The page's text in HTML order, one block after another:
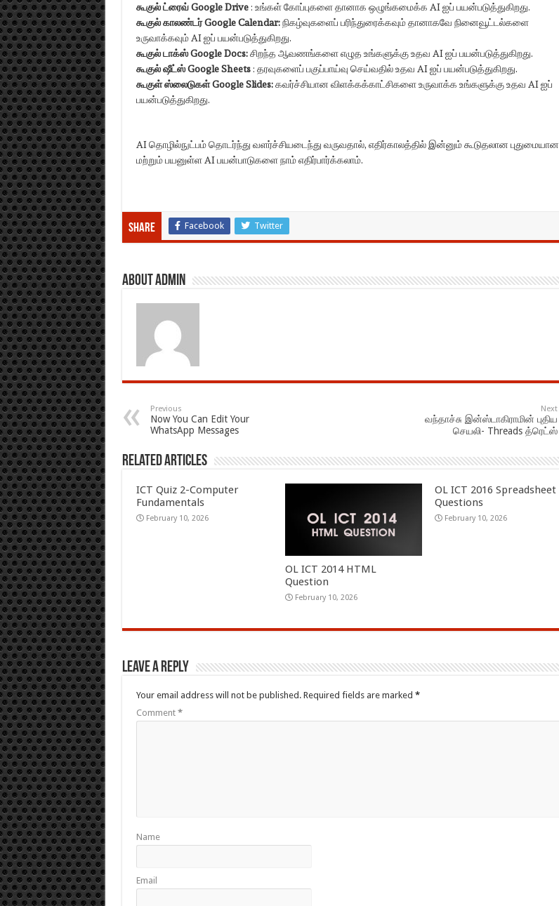
கூகுல் ட்ரைவ் Google Drive: உங்கள் கோப்புகளை தானாக ஒழுங்கமைக்க AI ஐப் பயன்படுத்துகிறது.
கூகுல் காலண்டர் Google Calendar:நிகழ்வுகளைப் பரிந்துரைக்கவும் தானாகவே நினைவூட்டல்களை
உருவாக்கவும் AI ஐப் பயன்படுத்துகிறது.
கூகுல் டாக்ஸ்Google Docs:சிறந்த ஆவணங்களை எழுத உங்களுக்கு உதவ AI ஐப் பயன்படுத்துகிறது.
கூகுல் ஷீட்ஸ் Google Sheets: தரவுகளைப் பகுப்பாய்வு செய்வதில் உதவ AI ஐப் பயன்படுத்துகிறது.
கூகுள் ஸ்லைடுகள்Google Slides:கவர்ச்சியான விளக்கக்காட்சிகளை உருவாக்க உங்களுக்கு உதவ AI ஐப்
பயன்படுத்துகிறது.
AI தொழில்நுட்பம் தொடர்ந்து வளர்ச்சியடைந்து வருவதால், எதிர்காலத்தில் இன்னும் கூடுதலான புதுமையான
மற்றும் பயனுள்ள AI பயன்பாடுகளை நாம் எதிர்பார்க்கலாம்.
Share Facebook Twitter
About admin
Previous
Now You Can Edit Your
WhatsApp Messages
Next
வந்தாச்சு இன்ஸ்டாகிராமின் புதிய
செயலி- Threads த்ரெட்ஸ்
Related Articles
ICT Quiz 2-Computer
Fundamentals
February 10, 2026
OL ICT 2014 HTML
Question
February 10, 2026
OL ICT 2016 Spreadsheet
Questions
February 10, 2026
Leave a Reply
Your email address will not be published. Required fields are marked *
Comment *
Name
Email